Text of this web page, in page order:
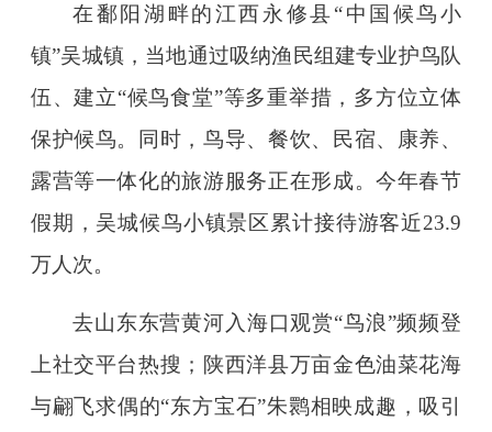
在鄱阳湖畔的江西永修县“中国候鸟小
镇”吴城镇，当地通过吸纳渔民组建专业护鸟队
伍、建立“候鸟食堂”等多重举措，多方位立体
保护候鸟。同时，鸟导、餐饮、民宿、康养、
露营等一体化的旅游服务正在形成。今年春节
假期，吴城候鸟小镇景区累计接待游客近23.9
万人次。
去山东东营黄河入海口观赏“鸟浪”频频登
上社交平台热搜；陕西洋县万亩金色油菜花海
与翩飞求偶的“东方宝石”朱鹮相映成趣，吸引